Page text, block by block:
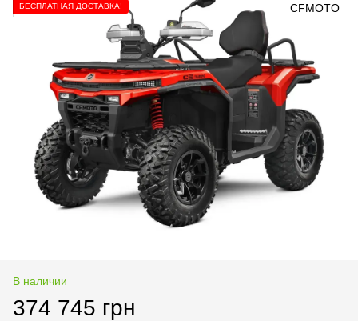
БЕСПЛАТНАЯ ДОСТАВКА!
В наличии
374 745 грн